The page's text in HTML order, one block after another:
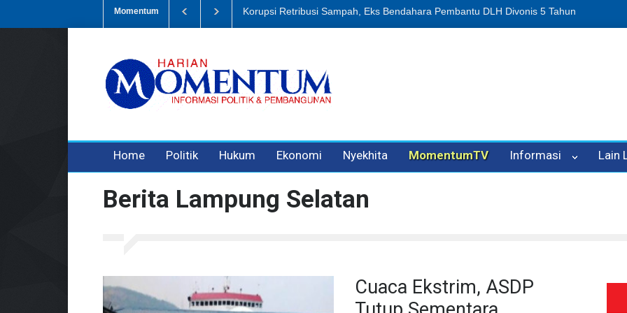
Momentum Dugaan Penipuan Oleh Oknum Kadis, Kuasa Hukum Pelapor Desak Polisi Tetapkan P-
Home Politik Hukum Ekonomi Nyekhita MomentumTV Informasi Lain
Berita Lampung Selatan
Cuaca Ekstrim, ASDP